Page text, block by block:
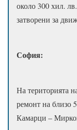
около 300 хил.
затворени за
София:
На територията
ремонт на близо
Камарци –